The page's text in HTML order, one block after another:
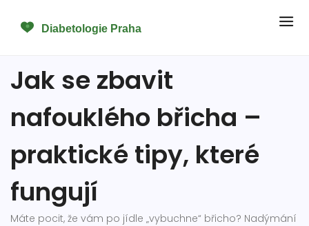
Jak se zbavit
nafouklého břicha –
praktické tipy, které
fungují
Máte pocit, že vám po jídle „vybuchne“ břicho? Nadýmání